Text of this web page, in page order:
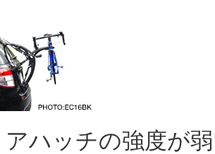
ッチの強度が弱